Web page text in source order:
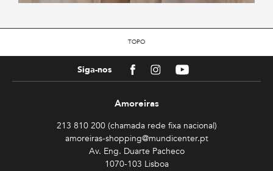
TOPO
Siga-nos FacebookInstagramYoutube
Amoreiras
213 810 200 (chamada rede fixa nacional)
amoreiras-shopping@mundicenter.pt
Av. Eng. Duarte Pacheco
1070-103 Lisboa